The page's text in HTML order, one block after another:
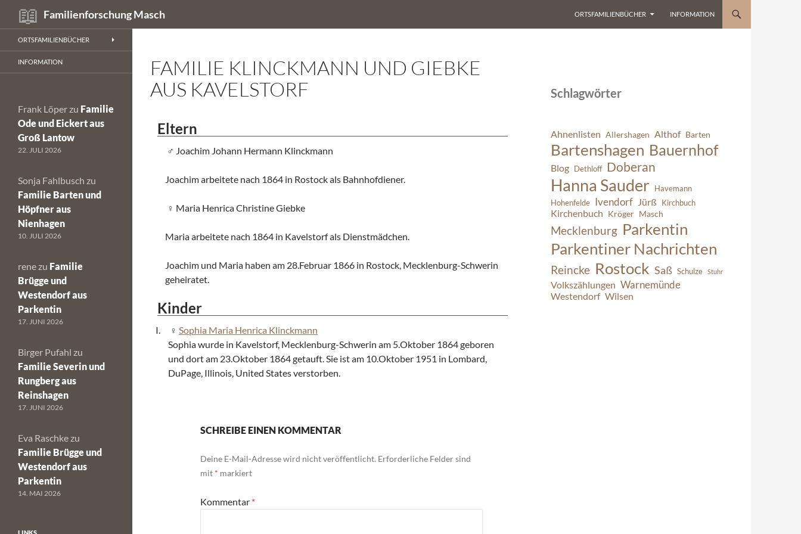
Inhalt
springen
Familienforschung Masch
Suchen
ORTSFAMILIENBÜCHER INFORMATION
FAMILIE KLINCKMANN UND GIEBKE
AUS KAVELSTORF
Eltern
Joachim Johann Hermann Klinckmann
Joachim arbeitete nach 1864 in Rostock als Bahnhofdiener.
Maria Henrica Christine Giebke
Maria arbeitete nach 1864 in Kavelstorf als Dienstmädchen.
Joachim und Maria haben am 28.Februar 1866 in Rostock, Mecklenburg-Schwerin
geheiratet.
Kinder
Sophia Maria Henrica Klinckmann
Sophia wurde in Kavelstorf, Mecklenburg-Schwerin am 5.Oktober 1864 geboren
und dort am 23.Oktober 1864 getauft. Sie ist am 10.Oktober 1951 in Lombard,
DuPage, Illinois, United States verstorben.
SCHREIBE EINEN KOMMENTAR
Deine E-Mail-Adresse wird nicht veröffentlicht. Erforderliche Felder sind
mit * markiert
Kommentar *
Schlagwörter
Ahnenlisten Allershagen Althof Barten
Bartenshagen Bauernhof
Blog Dethloff Doberan
Hanna Sauder
Havemann
Hohenfelde Ivendorf Jürß Kirchbuch
Kirchenbuch Kröger Masch
Mecklenburg Parkentin
Parkentiner Nachrichten
Reincke Rostock Saß Schulze Stuhr
Volkszählungen Warnemünde
Westendorf Wilsen
ORTSFAMILIENBÜCHER
INFORMATION
Frank Löper zu Familie
Ode und Eickert aus
Groß Lantow
22. JULI 2026
Sonja Fahlbusch zu
Familie Barten und
Höpfner aus
Nienhagen
10. JULI 2026
rene zu Familie
Brügge und
Westendorf aus
Parkentin
17. JUNI 2026
Birger Pufahl zu
Familie Severin und
Rungberg aus
Reinshagen
17. JUNI 2026
Eva Raschke zu
Familie Brügge und
Westendorf aus
Parkentin
14. MAI 2026